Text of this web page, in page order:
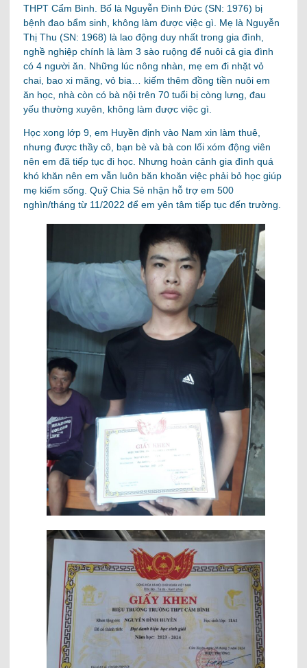
THPT Cẩm Bình. Bố là Nguyễn Đình Đức (SN: 1976) bị
bệnh đao bẩm sinh, không làm được việc gì. Mẹ là Nguyễn
Thị Thu (SN: 1968) là lao động duy nhất trong gia đình,
nghề nghiệp chính là làm 3 sào ruộng để nuôi cả gia đình
có 4 người ăn. Những lúc nông nhàn, mẹ em đi nhặt vỏ
chai, bao xi măng, vỏ bia… kiếm thêm đồng tiền nuôi em
ăn học, nhà còn có bà nội trên 70 tuổi bị còng lưng, đau
yếu thường xuyên, không làm được việc gì.
Học xong lớp 9, em Huyền định vào Nam xin làm thuê,
nhưng được thầy cô, bạn bè và bà con lối xóm động viên
nên em đã tiếp tục đi học. Nhưng hoàn cảnh gia đình quá
khó khăn nên em vẫn luôn băn khoăn việc phải bỏ học giúp
mẹ kiếm sống. Quỹ Chia Sẻ nhận hỗ trợ em 500
nghìn/tháng từ 11/2022 để em yên tâm tiếp tục đến trường.